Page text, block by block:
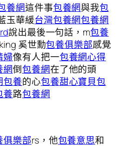
養網這件事包養網與我包
玉華緩台灣包養網包養網
說出最後一句話，m包養
king 奚世勳包養俱樂部感覺
婦像有人把一包養網心得
網倒包養網在了他的頭
包養的心包養甜心寶貝包
養路包養網
俱樂部rs，他包養意思和